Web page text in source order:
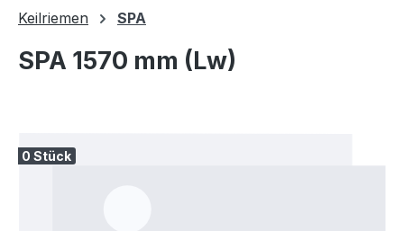
Keilriemen SPA
SPA 1570 mm (Lw)
0 Stück